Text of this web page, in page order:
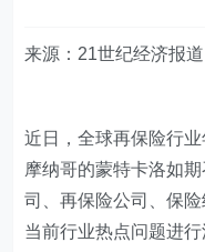
来源：21世纪经济报道
近日，全球再保险行业
摩纳哥的蒙特卡洛如
司、再保险公司、保
当前行业热点问题进